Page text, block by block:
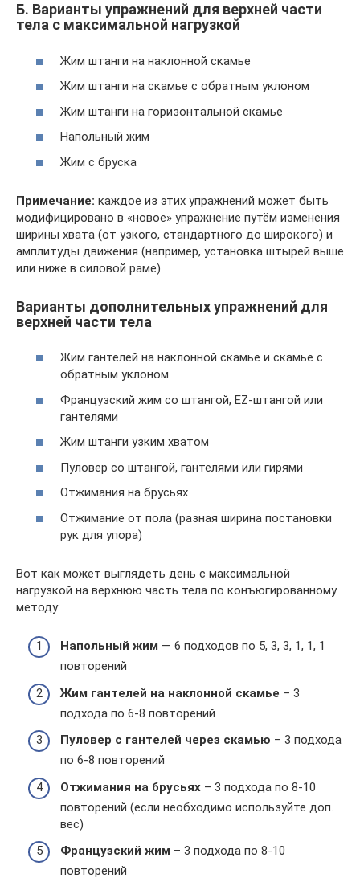
Б. Варианты упражнений для верхней части
тела с максимальной нагрузкой
Жим штанги на наклонной скамье
Жим штанги на скамье с обратным уклоном
Жим штанги на горизонтальной скамье
Напольный жим
Жим с бруска
Примечание: каждое из этих упражнений может быть
модифицировано в «новое» упражнение путём изменения
ширины хвата (от узкого, стандартного до широкого) и
амплитуды движения (например, установка штырей выше
или ниже в силовой раме).
Варианты дополнительных упражнений для
верхней части тела
Жим гантелей на наклонной скамье и скамье с
обратным уклоном
Французский жим со штангой, EZ-штангой или
гантелями
Жим штанги узким хватом
Пуловер со штангой, гантелями или гирями
Отжимания на брусьях
Отжимание от пола (разная ширина постановки
рук для упора)
Вот как может выглядеть день с максимальной
нагрузкой на верхнюю часть тела по конъюгированному
методу:
Напольный жим — 6 подходов по 5, 3, 3, 1, 1, 1
повторений
Жим гантелей на наклонной скамье – 3
подхода по 6-8 повторений
Пуловер с гантелей через скамью – 3 подхода
по 6-8 повторений
Отжимания на брусьях – 3 подхода по 8-10
повторений (если необходимо используйте доп.
вес)
Французский жим – 3 подхода по 8-10
повторений